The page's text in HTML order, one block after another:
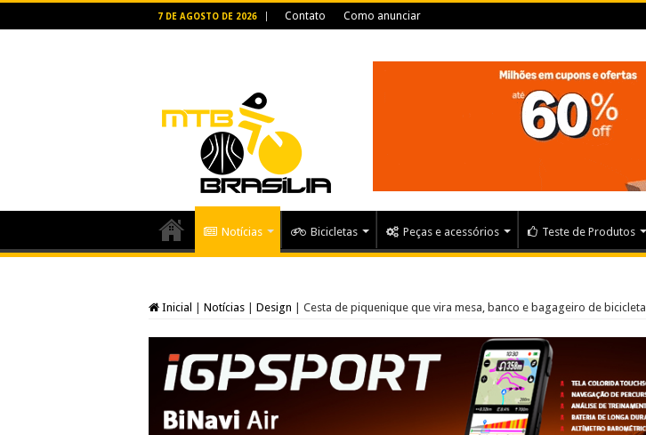
7 DE AGOSTO DE 2026 Contato Como anunciar
Notícias Bicicletas Peças e acessórios Teste de Produtos
Inicial Notícias Design Cesta de piquenique que vira mesa, banco e bagageiro de bicicleta